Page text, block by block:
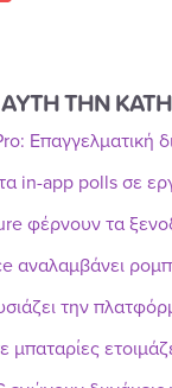
ΤΗΝ
Επαγγελματική
in-app polls σε
φέρνουν τα
αναλαμβάνει
την
μπαταρίες